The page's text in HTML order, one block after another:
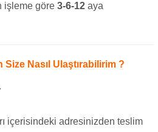
işleme göre 3-6-12 aya
Nasıl Ulaştırabilirim ?
içerisindeki adresinizden teslim